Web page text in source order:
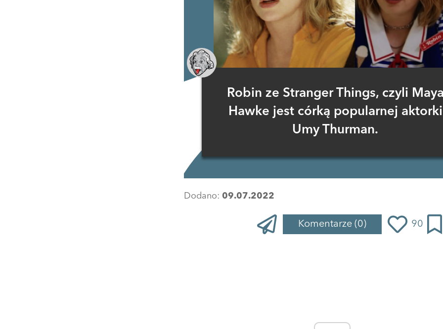
Robin ze Stranger Things, czyli
Hawke jest córką popularnej aktorki
Umy Thurman.
Dodano: 09.07.2022
Komentarze (0) 90